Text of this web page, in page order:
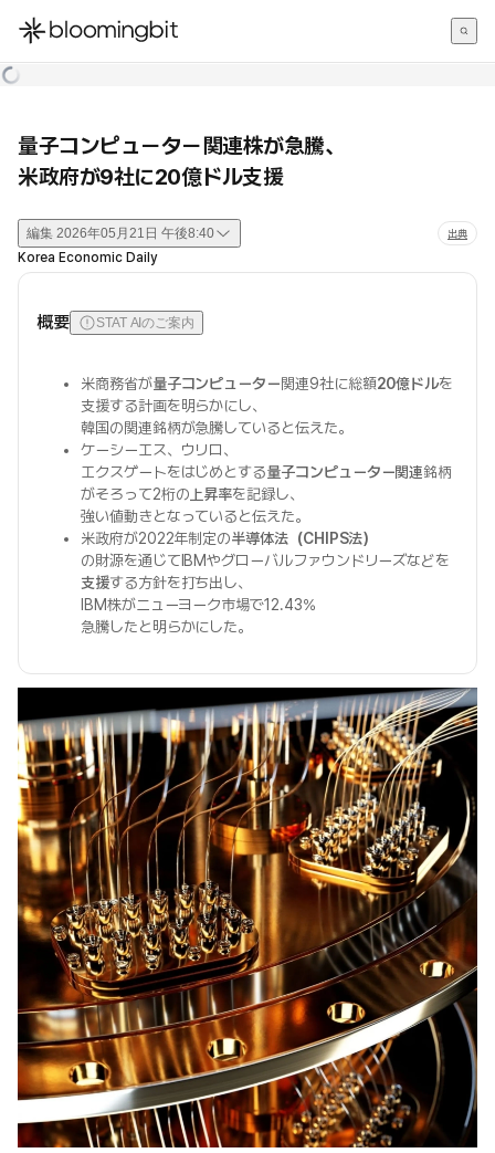
한국어
量子コンピューター関連株が急騰、
米政府が9社に20億ドル支援
編集 2026年05月21日 午後8:40 出典
Korea Economic Daily
概要 STAT AIのご案内
米商務省が量子コンピューター関連9社に総額20億ドルを
支援する計画を明らかにし、
韓国の関連銘柄が急騰していると伝えた。
ケーシーエス、ウリロ、
エクスゲートをはじめとする量子コンピューター関連銘柄
がそろって2桁の 上昇率を記録し、
強い値動きとなっていると伝えた。
米政府が2022年制定の半導体法（CHIPS法）
の財源を通じてIBMやグローバルファウンドリーズなどを
支援する方針を打ち出し、
IBM株がニューヨーク市場で12.43%
急騰したと明らかにした。